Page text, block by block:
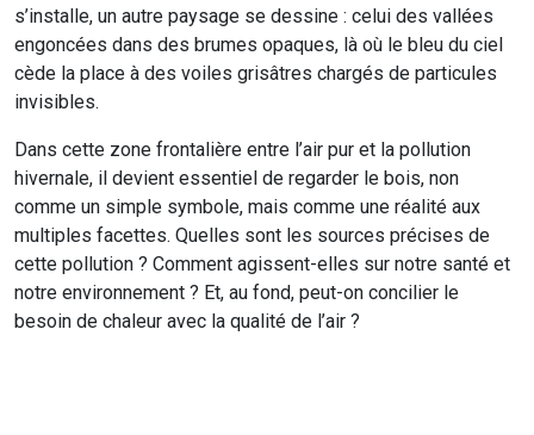
s’installe, un autre paysage se dessine : celui des vallées
engoncées dans des brumes opaques, là où le bleu du ciel
cède la place à des voiles grisâtres chargés de particules
invisibles.
Dans cette zone frontalière entre l’air pur et la pollution
hivernale, il devient essentiel de regarder le bois, non
comme un simple symbole, mais comme une réalité aux
multiples facettes. Quelles sont les sources précises de
cette pollution ? Comment agissent-elles sur notre santé et
notre environnement ? Et, au fond, peut-on concilier le
besoin de chaleur avec la qualité de l’air ?